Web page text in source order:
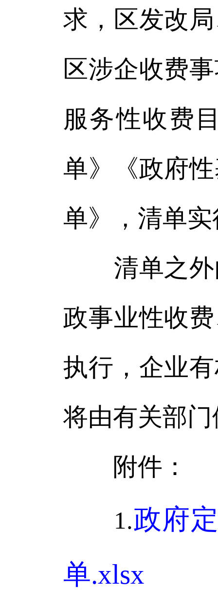
求，区发改
区涉企收费
服务性收费
单》《政府
单》，清单
清单之外
政事业性收
执行，企业
将由有关部
附件：
1.政府
单.xlsx